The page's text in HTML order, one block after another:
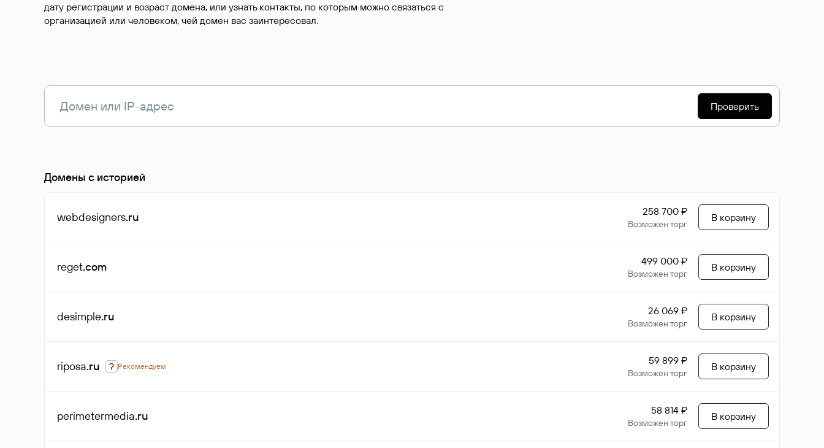
дату регистрации и возраст домена, или узнать контакты, по которым можно связаться с
организацией или человеком, чей домен вас заинтересовал.
Проверить
Домены с историей
webdesigners.ru 258 700 ₽
Возможен торг
В корзину
reget.com 499 000 ₽
Возможен торг
В корзину
desimple.ru 26 069 ₽
Возможен торг
В корзину
riposa.ru ? Рекомендуем 59 899 ₽
Возможен торг
В корзину
perimetermedia.ru 58 814 ₽
Возможен торг
В корзину